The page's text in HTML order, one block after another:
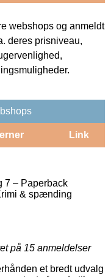
webshops og anmeldt
deres prisniveau,
Link
7 – Paperback
& spænding
på 15 anmeldelser
et bredt udvalg